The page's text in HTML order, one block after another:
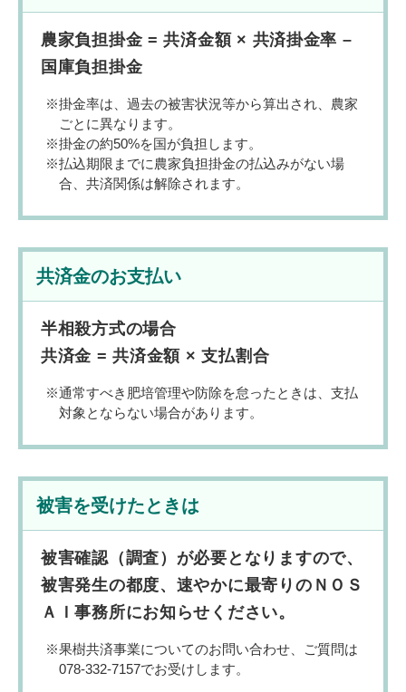
農家負担掛金 = 共済金額 × 共済掛金率 –
国庫負担掛金
掛金率は、過去の被害状況等から算出され、農家
ごとに異なります。
掛金の約50%を国が負担します。
払込期限までに農家負担掛金の払込みがない場
合、共済関係は解除されます。
共済金のお支払い
半相殺方式の場合
共済金 = 共済金額 × 支払割合
通常すべき肥培管理や防除を怠ったときは、支払
対象とならない場合があります。
被害を受けたときは
被害確認（調査）が必要となりますので、
被害発生の都度、速やかに最寄りのＮＯＳ
ＡＩ事務所にお知らせください。
果樹共済事業についてのお問い合わせ、ご質問は
078-332-7157でお受けします。